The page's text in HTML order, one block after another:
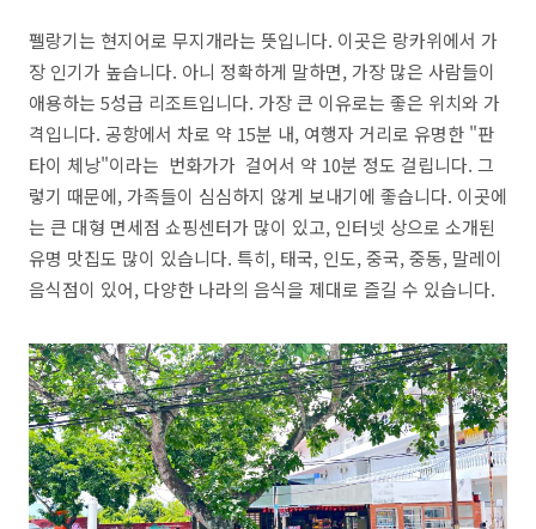
펠랑기는 현지어로 무지개라는 뜻입니다. 이곳은 랑카위에서 가
장 인기가 높습니다. 아니 정확하게 말하면, 가장 많은 사람들이
애용하는 5성급 리조트입니다. 가장 큰 이유로는 좋은 위치와 가
격입니다. 공항에서 차로 약 15분 내, 여행자 거리로 유명한 "판
타이 체낭"이라는 번화가가 걸어서 약 10분 정도 걸립니다. 그
렇기 때문에, 가족들이 심심하지 않게 보내기에 좋습니다. 이곳에
는 큰 대형 면세점 쇼핑센터가 많이 있고, 인터넷 상으로 소개된
유명 맛집도 많이 있습니다. 특히, 태국, 인도, 중국, 중동, 말레이
음식점이 있어, 다양한 나라의 음식을 제대로 즐길 수 있습니다.